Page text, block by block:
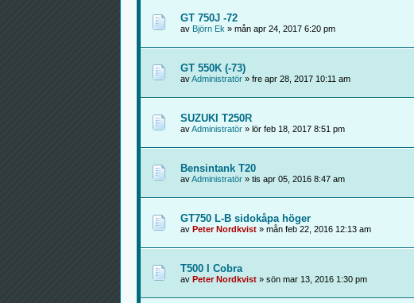
GT 750J -72
av Björn Ek » mån apr 24, 2017 6:20 pm
GT 550K (-73)
avAdministratör» fre apr 28, 2017 10:11 am
SUZUKI T250R
avAdministratör» lör feb 18, 2017 8:51 pm
Bensintank T20
avAdministratör» tis apr 05, 2016 8:47 am
GT750 L-B sidokåpa höger
av Peter Nordkvist» mån feb 22, 2016 12:13 am
T500 I Cobra
av Peter Nordkvist» sön mar 13, 2016 1:30 pm